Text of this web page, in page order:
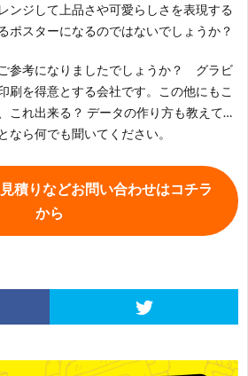
ンジして上品さや可愛らしさを表現する
ポスターになるのではないでしょうか？
参考になりましたでしょうか？ グラビ
刷を得意とする会社です。この他にもこ
これ出来る？ データの作り方も教えて…
なら何でも聞いてください。
積りなどお問い合わせはコチラ
から